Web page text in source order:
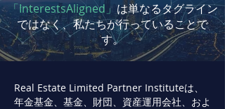
「InterestsAligned」 は単なるタグライン
ではなく、私たちが行っていることで
す。
Real Estate Limited Partner Instituteは、
年金基金、基金、財団、資産運用会社、およ